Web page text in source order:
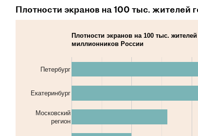
Плотности экранов на 100 тыс. жителей
Плотности экранов на 100 тыс.
миллионников России
Петербург
Екатеринбург
Московский
регион